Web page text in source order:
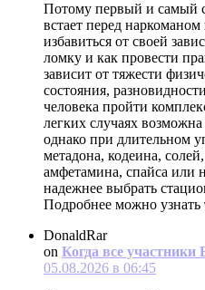
Потому первый и самый
встает перед
избавиться от своей
ломку и как провести
зависит от тяжести
состояния,
человека пройти
легких случаях
однако при длительном
метадона, кодеина,
амфетамина, спайса или
надежнее выбрать
Подробнее можно
DonaldRar
on Когда все
05.08.2026 в 06:45